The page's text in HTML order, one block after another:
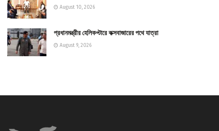
August 10, 2026
প্রধানমন্ত্রীর হেলিকপ্টারে কক্সবাজারের পথে যাত্রা
August 9, 2026